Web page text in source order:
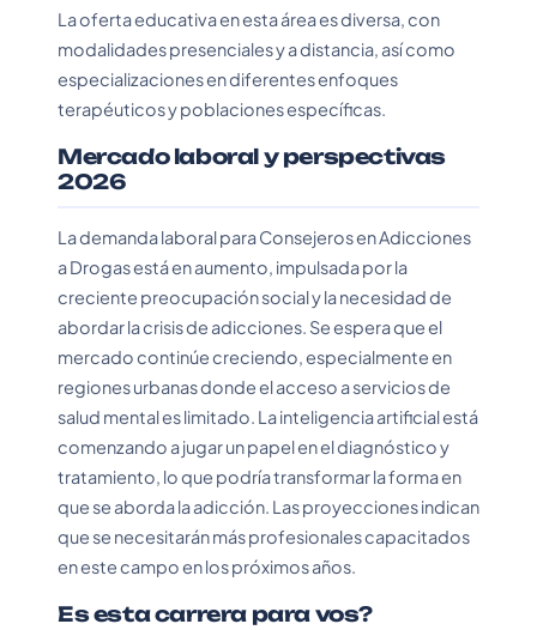
La oferta educativa en esta área es diversa, con
modalidades presenciales y a distancia, así como
especializaciones en diferentes enfoques
terapéuticos y poblaciones específicas.
Mercado laboral y perspectivas
2026
La demanda laboral para Consejeros en Adicciones
a Drogas está en aumento, impulsada por la
creciente preocupación social y la necesidad de
abordar la crisis de adicciones. Se espera que el
mercado continúe creciendo, especialmente en
regiones urbanas donde el acceso a servicios de
salud mental es limitado. La inteligencia artificial está
comenzando a jugar un papel en el diagnóstico y
tratamiento, lo que podría transformar la forma en
que se aborda la adicción. Las proyecciones indican
que se necesitarán más profesionales capacitados
en este campo en los próximos años.
Es esta carrera para vos?